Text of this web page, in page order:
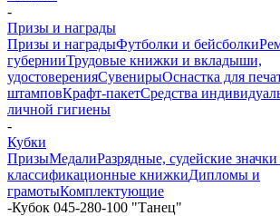
-
Призы и награды
Призы и наградыФутболки и бейсболки
губернииТрудовые книжки и вкладыши,
удостоверенияСувенирыОснастка для
штамповКрафт-пакетСредства
личной гигиены
-
Кубки
ПризыМедалиРазрядные, судейские значки
классификационные книжкиДипломы и
грамотыКомплектующие
-Кубок 045-280-100 "Танец"